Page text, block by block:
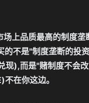
场上品质最高的制度垄
的不是"制度垄断的投
现),而是"赌制度不会
在你这边。